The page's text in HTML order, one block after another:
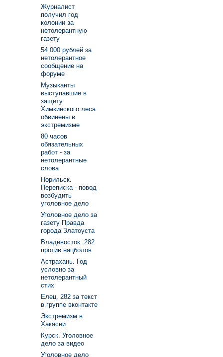
Журналист
получил год
колонии за
нетолерантную
газету
54 000 рублей за
нетолерантное
сообщение на
форуме
Музыканты
выступавшие в
защиту
Химкинского леса
обвинены в
экстремизме
80 часов
обязательных
работ - за
нетолерантные
слова
Норильск.
Переписка - повод
возбудить
уголовное дело
Уголовное дело за
газету Правда
города Златоуста
Владивосток. 282
против нацболов
Астрахань. Год
условно за
нетолерантный
стих
Елец. 282 за текст
в группе вконтакте
Экстремизм в
Хакасии
Курск. Уголовное
дело за видео
Уголовное дело